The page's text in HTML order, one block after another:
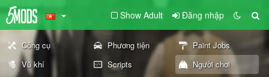
Show Adult Đăng nhập
Công cụ Phương tiện
Paint Jobs
Vũ khí
Scripts
Người chơi